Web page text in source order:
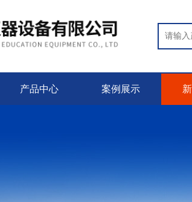
产品中心 案例展示